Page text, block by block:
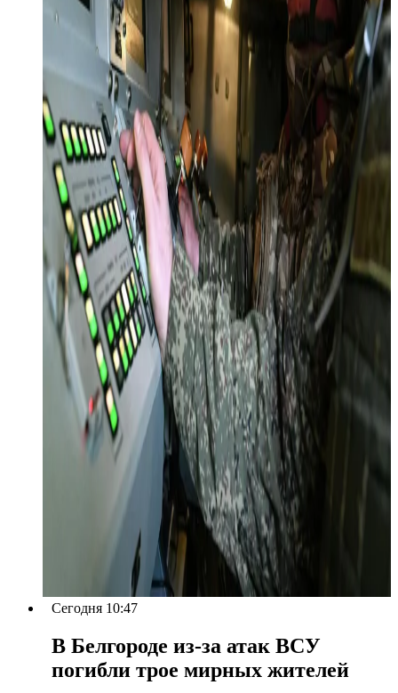
Сегодня 10:47
В Белгороде из-за атак ВСУ
погибли трое мирных жителей